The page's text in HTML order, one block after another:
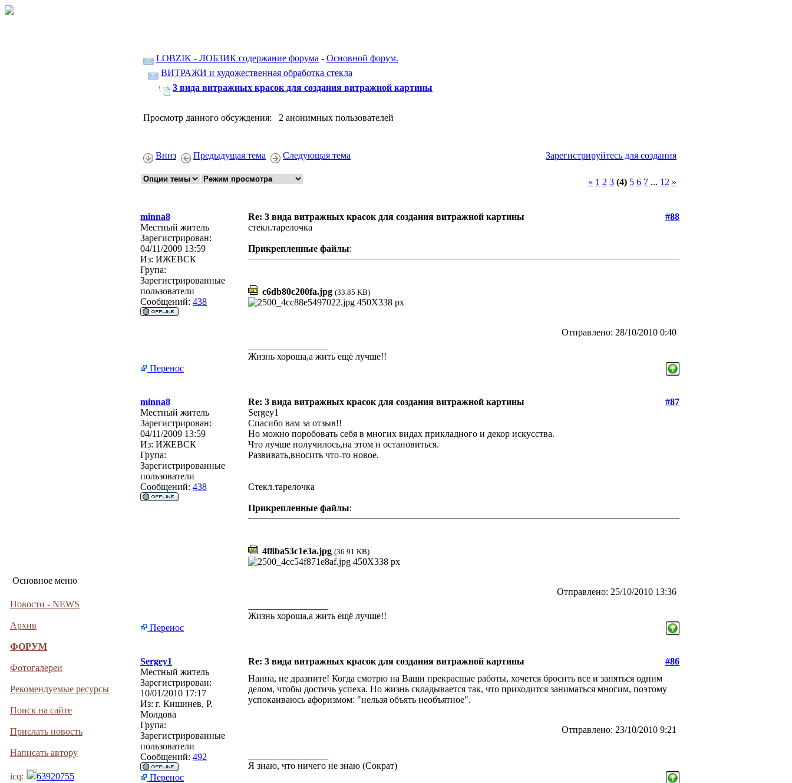
Основное меню
Новости - NEWS
Архив
ФОРУМ
Фотогалереи
Рекомендуемые ресурсы
Поиск на сайте
Прислать новость
Написать автору
icq: 63920755
LOBZIK - ЛОБЗИК содержание форума - Основной форум.
ВИТРАЖИ и художественная обработка стекла
3 вида витражных красок для создания витражной картины
Просмотр данного обсуждения: 2 анонимных пользователей
Вниз Предыдущая тема Следующая тема Зарегистрируйтесь для создания
« 1 2 3 (4) 5 6 7 ... 12 »
minna8 Re: 3 вида витражных красок для создания витражной картины
#88
Местный житель
Зарегистрирован:
04/11/2009 13:59
Из: ИЖЕВСК
Група:
Зарегистрированные
пользователи
Сообщений: 438
стекл.тарелочка
Прикрепленные файлы:
c6db80c200fa.jpg (33.85 KB)
Отправлено: 28/10/2010 0:40
Жизнь хороша,а жить ещё лучше!!
Перенос
minna8 Re: 3 вида витражных красок для создания витражной картины
#87
Местный житель
Зарегистрирован:
04/11/2009 13:59
Из: ИЖЕВСК
Група:
Зарегистрированные
пользователи
Сообщений: 438
Sergey1
Спасибо вам за отзыв!!
Но можно поробовать себя в многих видах прикладного и декор искусства.
Что лучше получилось,на этом и остановиться.
Развивать,вносить что-то новое.
Стекл.тарелочка
Прикрепленные файлы:
4f8ba53c1e3a.jpg (36.91 KB)
Отправлено: 25/10/2010 13:36
Жизнь хороша,а жить ещё лучше!!
Перенос
Sergey1 Re: 3 вида витражных красок для создания витражной картины
#86
Местный житель
Зарегистрирован:
10/01/2010 17:17
Из: г. Кишинев, Р.
Молдова
Група:
Зарегистрированные
пользователи
Сообщений: 492
Наина, не дразните! Когда смотрю на Ваши прекрасные работы, хочется бросить все и заняться одним
делом, чтобы достичь успеха. Но жизнь складывается так, что приходится заниматься многим, поэтому
успокаиваюсь афоризмом: "нельзя объять необъятное".
Отправлено: 23/10/2010 9:21
Я знаю, что ничего не знаю (Сократ)
Перенос